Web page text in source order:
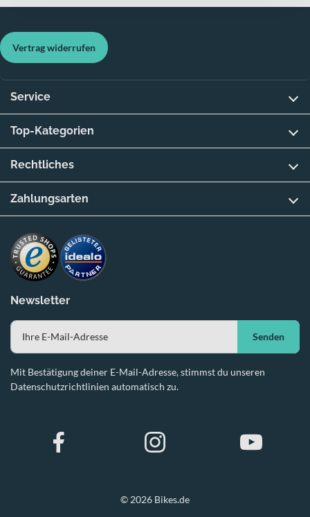
Newsletter
Senden
Mit Bestätigung deiner E-Mail-Adresse, stimmst du unseren
Datenschutzrichtlinien automatisch zu.
Vertrag widerrufen
Service
Top-Kategorien
Rechtliches
Zahlungsarten
© 2026 Bikes.de